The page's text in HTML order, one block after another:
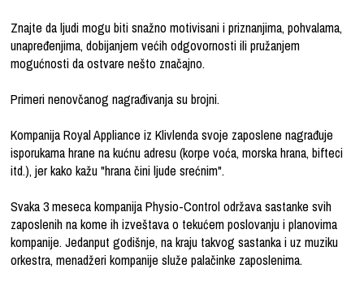
Znajte da ljudi mogu biti snažno motivisani i priznanjima, pohvalama,
unapređenjima, dobijanjem većih odgovornosti ili pružanjem
mogućnosti da ostvare nešto značajno.
Primeri nenovčanog nagrađivanja su brojni.
Kompanija Royal Appliance iz Klivlenda svoje zaposlene nagrađuje
isporukama hrane na kućnu adresu (korpe voća, morska hrana, bifteci
itd.), jer kako kažu "hrana čini ljude srećnim".
Svaka 3 meseca kompanija Physio-Control održava sastanke svih
zaposlenih na kome ih izveštava o tekućem poslovanju i planovima
kompanije. Jedanput godišnje, na kraju takvog sastanka i uz muziku
orkestra, menadžeri kompanije služe palačinke zaposlenima.